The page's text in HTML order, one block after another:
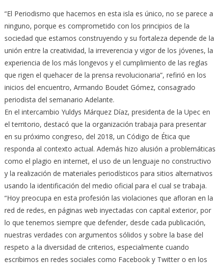
“El Periodismo que hacemos en esta isla es único, no se parece a
ninguno, porque es comprometido con los principios de la
sociedad que estamos construyendo y su fortaleza depende de la
unión entre la creatividad, la irreverencia y vigor de los jóvenes, la
experiencia de los más longevos y el cumplimiento de las reglas
que rigen el quehacer de la prensa revolucionaria”, refirió en los
inicios del encuentro, Armando Boudet Gómez, consagrado
periodista del semanario Adelante.
En el intercambio Yuldys Márquez Díaz, presidenta de la Upec en
el territorio, destacó que la organización trabaja para presentar
en su próximo congreso, del 2018, un Código de Ética que
responda al contexto actual. Además hizo alusión a problemáticas
como el plagio en internet, el uso de un lenguaje no constructivo
y la realización de materiales periodísticos para sitios alternativos
usando la identificación del medio oficial para el cual se trabaja.
“Hoy preocupa en esta profesión las violaciones que afloran en la
red de redes, en páginas web inyectadas con capital exterior, por
lo que tenemos siempre que defender, desde cada publicación,
nuestras verdades con argumentos sólidos y sobre la base del
respeto a la diversidad de criterios, especialmente cuando
escribimos en redes sociales como Facebook y Twitter o en los